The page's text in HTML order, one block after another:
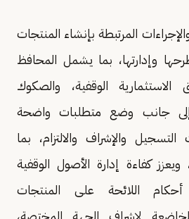
المرتبطة بإنشاء المنتجات
وإدارتها، بما يشمل المحافظ
الاستثمارية الوقفية، والصكوك
إلى جانب وضع متطلبات واضحة
والإشراف والالتزام، بما
كفاءة إدارة الأصول الوقفية
أحكام اللائحة على المنتجات
الخاضعة لإشراف الجهة المختصة،